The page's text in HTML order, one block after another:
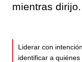
mientras dirijo.
Liderar con
identificar a